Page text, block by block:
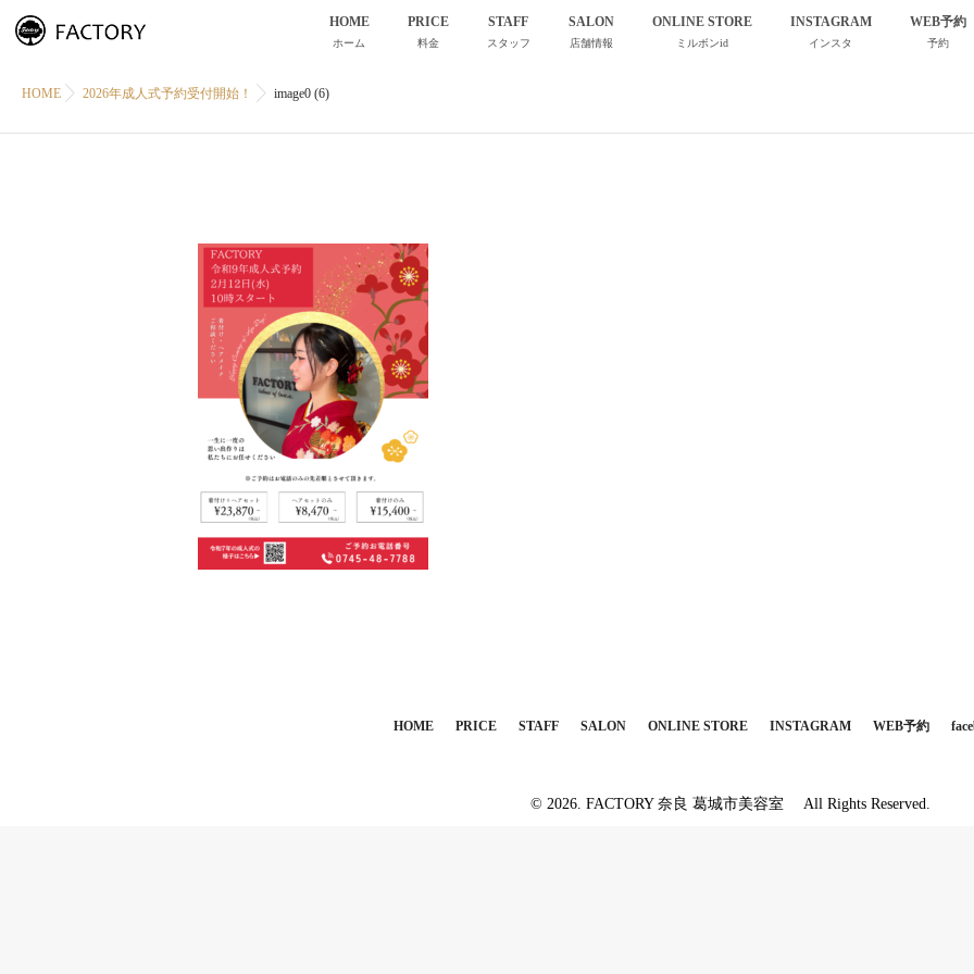
HOME
ホーム
PRICE
料金
STAFF
スタッフ
SALON
店舗情報
ONLINE STORE
ミルボンid
INSTAGRAM
インスタ
WEB予約
予約
HOME 2026年成人式予約受付開始！ image0 (6)
HOME PRICE STAFF SALON ONLINE STORE INSTAGRAM WEB予約
© 2026. FACTORY 奈良 葛城市美容室 All Rights Reserved.